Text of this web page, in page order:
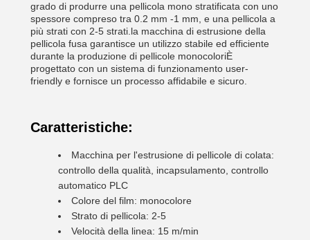
grado di produrre una pellicola mono stratificata con uno
spessore compreso tra 0.2 mm -1 mm, e una pellicola a
più strati con 2-5 strati.la macchina di estrusione della
pellicola fusa garantisce un utilizzo stabile ed efficiente
durante la produzione di pellicole monocoloriÈ
progettato con un sistema di funzionamento user-
friendly e fornisce un processo affidabile e sicuro.
Caratteristiche:
Macchina per l'estrusione di pellicole di colata:
controllo della qualità, incapsulamento, controllo
automatico PLC
Colore del film: monocolore
Strato di pellicola: 2-5
Velocità della linea: 15 m/min